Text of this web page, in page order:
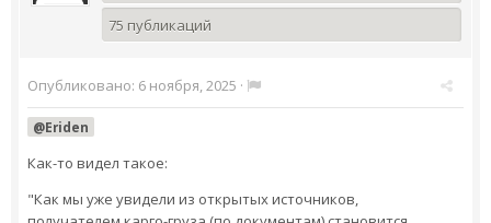
75 публикаций
Опубликовано: 6 ноября, 2025 ·
@Eriden
Как-то видел такое:
"Как мы уже увидели из открытых источников,